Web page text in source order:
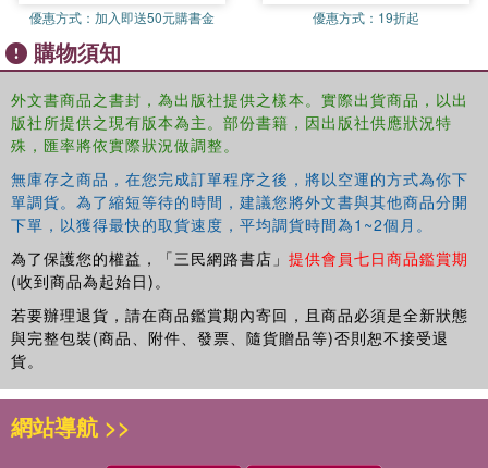
優惠方式： 加入即送50元購書金 優惠方式： 19折起
購物須知
外文書商品之書封，為出版社提供之樣本。實際出貨商品，以出
版社所提供之現有版本為主。部份書籍，因出版社供應狀況特
殊，匯率將依實際狀況做調整。
無庫存之商品，在您完成訂單程序之後，將以空運的方式為你下
單調貨。為了縮短等待的時間，建議您將外文書與其他商品分開
下單，以獲得最快的取貨速度，平均調貨時間為1~2個月。
為了保護您的權益，「三民網路書店」 提供會員七日商品鑑賞期
(收到商品為起始日)。
若要辦理退貨，請在商品鑑賞期內寄回，且商品必須是全新狀態
與完整包裝(商品、附件、發票、隨貨贈品等)否則恕不接受退
貨。
網站導航 >>